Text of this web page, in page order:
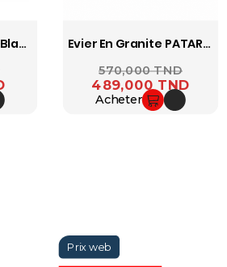
Évier Granite LYCIE Blanc 75×47 Cm – Realstone Evier En Granite PATARA Creme 770 X 460 Cm Realstone
Prix ​​habituel
570,000 TNDPrix
489,000 TND
Acheter